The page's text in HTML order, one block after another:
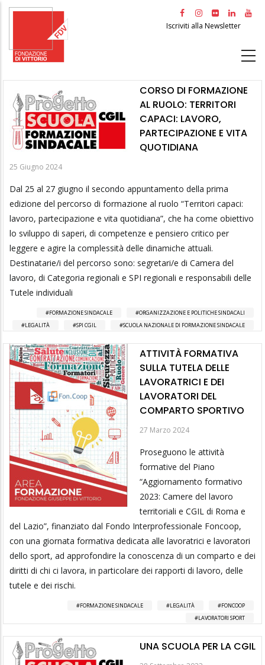
Salta
principale
Iscriviti alla Newsletter
CORSO DI FORMAZIONE
AL RUOLO: TERRITORI
CAPACI: LAVORO,
PARTECIPAZIONE E VITA
QUOTIDIANA
25 Giugno 2024
Dal 25 al 27 giugno il secondo appuntamento della prima
edizione del percorso di formazione al ruolo “Territori capaci:
lavoro, partecipazione e vita quotidiana”, che ha come obiettivo
lo sviluppo di saperi, di competenze e pensiero critico per
leggere e agire la complessità delle dinamiche attuali.
Destinatarie/i del percorso sono: segretari/e di Camera del
lavoro, di Categoria regionali e SPI regionali e responsabili delle
Tutele individuali
FORMAZIONE SINDACALE
ORGANIZZAZIONE E POLITICHE SINDACALI
LEGALITÀ
SPI CGIL SCUOLA NAZIONALE DI FORMAZIONE SINDACALE
ATTIVITÀ FORMATIVA
SULLA TUTELA DELLE
LAVORATRICI E DEI
LAVORATORI DEL
COMPARTO SPORTIVO
27 Marzo 2024
Proseguono le attività
formative del Piano
“Aggiornamento formativo
2023: Camere del lavoro
territoriali e CGIL di Roma e
del Lazio”, finanziato dal Fondo Interprofessionale Foncoop,
con una giornata formativa dedicata alle lavoratrici e lavoratori
dello sport, ad approfondire la conoscenza di un comparto e dei
diritti di chi ci lavora, in particolare dei rapporti di lavoro, delle
tutele e dei rischi.
FORMAZIONE SINDACALE LEGALITÀ
FONCOOP
LAVORATORI SPORT
UNA SCUOLA PER LA CGIL